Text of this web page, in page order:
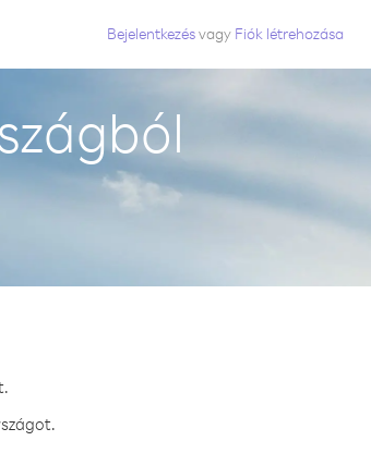
Bejelentkezésvagy Fiók létrehozása